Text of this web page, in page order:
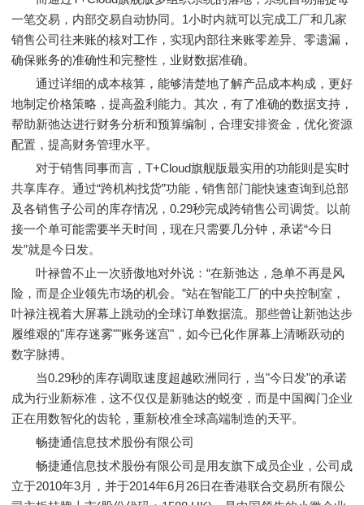
一笔交易，内部交易自动协同。1小时内就可以完成工厂和几家
销售公司往来账的核对工作，实现内部往来账零差异、零遗漏，
确保账务的准确性和完整性，业财数据准确。
通过详细的成本核算，能够清楚地了解产品成本构成，更好
地制定价格策略，提高盈利能力。其次，有了准确的数据支持，
帮助新弛达进行财务分析和预算编制，合理安排资金，优化资源
配置，提高财务管理水平。
对于销售同事而言，T+Cloud旗舰版最实用的功能则是实时
共享库存。通过“跨机构找货”功能，销售部门能快速查询到总部
及各销售子公司的库存情况，0.29秒完成跨销售公司调货。以前
接一个单可能需要半天时间，现在只需要几分钟，承诺“今日
发”就是今日发。
叶禄曾不止一次骄傲地对外说：“在新弛达，急单不再是风
险，而是企业领先市场的机会。”站在智能工厂的中央控制室，
叶禄注视着大屏幕上跳动的全球订单数据流。那些曾让新弛达步
履维艰的"库存迷雾""账务迷宫"，如今已化作屏幕上清晰跃动的
数字脉搏。
当0.29秒的库存调取速度超越欧洲同行，当"今日发"的承诺
成为行业新标准，这不仅仅是新驰达的蜕变，而是中国阀门企业
正在用数智化的齿轮，重新校准全球高端制造的天平。
畅捷通信息技术股份有限公司
畅捷通信息技术股份有限公司是用友旗下成员企业，公司成
立于2010年3月，并于2014年6月26日在香港联合交易所有限公